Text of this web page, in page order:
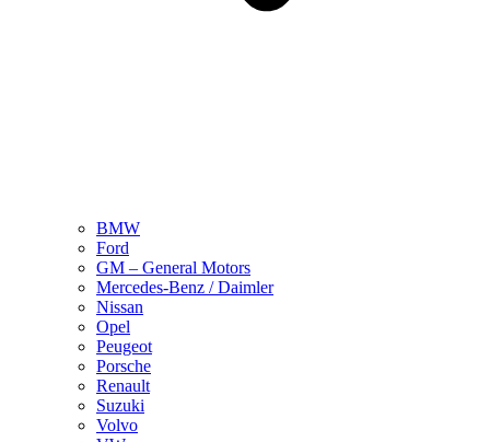
BMW
Ford
GM – General Motors
Mercedes-Benz / Daimler
Nissan
Opel
Peugeot
Porsche
Renault
Suzuki
Volvo